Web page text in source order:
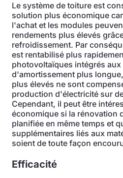
Le système de toiture est
solution plus économique
l'achat et les modules
rendements plus élevés
refroidissement. Par
est rentabilisé plus
photovoltaïques intégrés
d'amortissement plus
plus élevés ne sont
production d'électricité sur
Cependant, il peut être
économique si la rénovation
planifiée en même temps et
supplémentaires liés aux
soient de toute façon
Efficacité